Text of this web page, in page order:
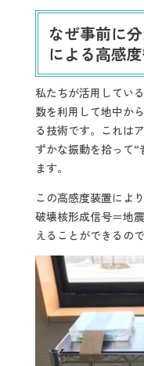
なぜ事前に
による高感
私たちが活用してい
数を利用して地中か
る技術です。これは
ずかな振動を拾って
ます。
この高感度装置によ
破壊核形成信号＝地
えることができるの